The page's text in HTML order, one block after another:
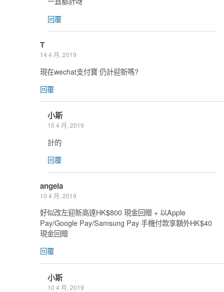
回覆
T
14 4 月, 2019
現在wechat支付寶 仍計迎新嗎?
回覆
小斯
15 4 月, 2019
計的
回覆
angela
10 4 月, 2019
好似改左迎新高達HK$800 現金回贈 + 以Apple
Pay/Google Pay/Samsung Pay 手機付款享額外HK$40
現金回贈
回覆
小斯
10 4 月, 2019